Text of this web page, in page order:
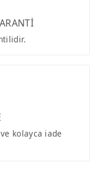
kolayca iade